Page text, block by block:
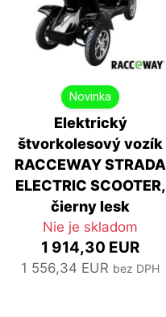
Novinka
Elektrický
štvorkolesový vozík
RACCEWAY STRADA
ELECTRIC SCOOTER,
čierny lesk
Nie je skladom
1 914,30 EUR
1 556,34 EUR bez DPH